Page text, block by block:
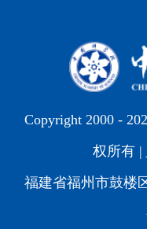
Copyright 2000 -
权所有 |
福建省福州市鼓楼